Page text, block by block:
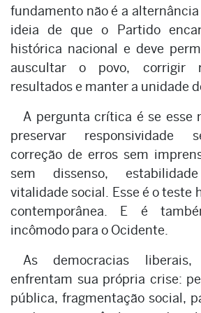
fundamento não é a
ideia de que o Partido
histórica nacional e deve
auscultar o povo, corrigir
resultados e manter a unidade
A pergunta crítica é se esse
preservar responsividade
correção de erros sem
sem dissenso,
vitalidade social. Esse é o teste
contemporânea. E é
incômodo para o Ocidente.
As democracias
enfrentam sua própria crise:
pública, fragmentação social,